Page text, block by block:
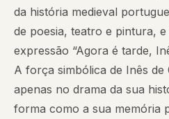
da história medieval
de poesia, teatro e pintura,
expressão “Agora é tarde,
A força simbólica de Inês de
apenas no drama da sua
forma como a sua memória